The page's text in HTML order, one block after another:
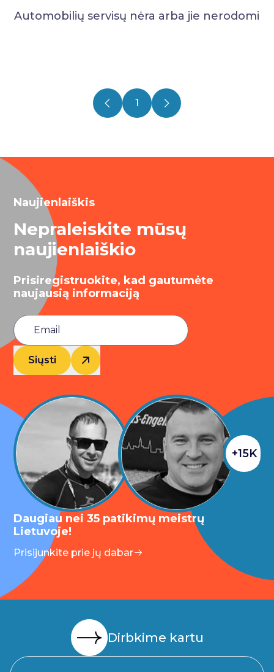
Automobilių servisų nėra arba jie nerodomi
1
Naujienlaiškis
Nepraleiskite mūsų
naujienlaiškio
Prisiregistruokite, kad gautumėte
naujausią informaciją
Siųsti
+15K
Daugiau nei 35 patikimų meistrų
Lietuvoje!
Prisijunkite prie jų dabar
Dirbkime kartu